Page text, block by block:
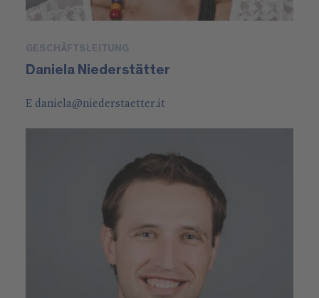
GESCHÄFTSLEITUNG
Daniela Niederstätter
E daniela@niederstaetter.it